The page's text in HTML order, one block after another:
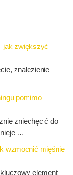
jak zwiększyć
znalezienie
pomimo
zniechęcić do
…
wzmocnić mięśnie
element